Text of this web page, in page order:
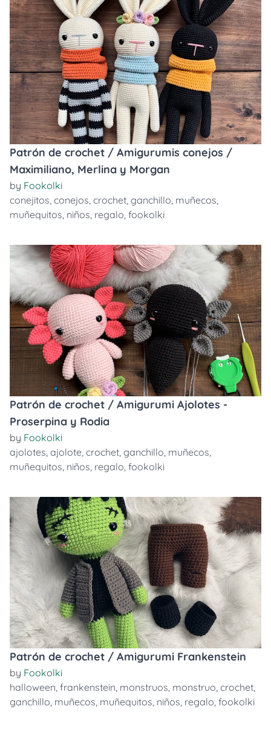
Patrón de crochet / Amigurumis conejos /
Maximiliano, Merlina y Morgan
by Fookolki
conejitos, conejos, crochet, ganchillo, muñecos,
muñequitos, niños, regalo, fookolki
Patrón de crochet / Amigurumi Ajolotes -
Proserpina y Rodia
by Fookolki
ajolotes, ajolote, crochet, ganchillo, muñecos,
muñequitos, niños, regalo, fookolki
Patrón de crochet / Amigurumi Frankenstein
by Fookolki
halloween, frankenstein, monstruos, monstruo, crochet,
ganchillo, muñecos, muñequitos, niños, regalo, fookolki